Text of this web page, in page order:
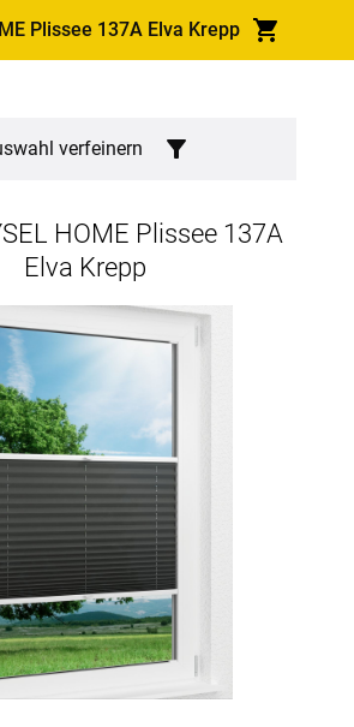
Plissee 137A Elva Krepp
verfeinern
HOME Plissee 137A
Elva Krepp